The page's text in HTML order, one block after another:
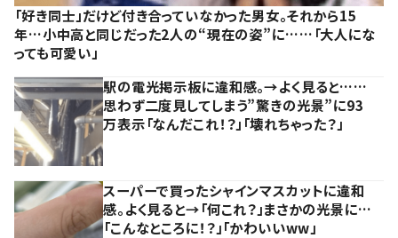
「好き同士」だけど付き合っていなかった男女。それから15
年…小中高と同じだった2人の“現在の姿”に……「大人にな
っても可愛い」
駅の電光掲示板に違和感。→よく見ると……
思わず二度見してしまう”驚きの光景”に93
万表示「なんだこれ！？」「壊れちゃった？」
スーパーで買ったシャインマスカットに違和
感。よく見ると→「何これ？」まさかの光景に…
「こんなところに！？」「かわいいww」